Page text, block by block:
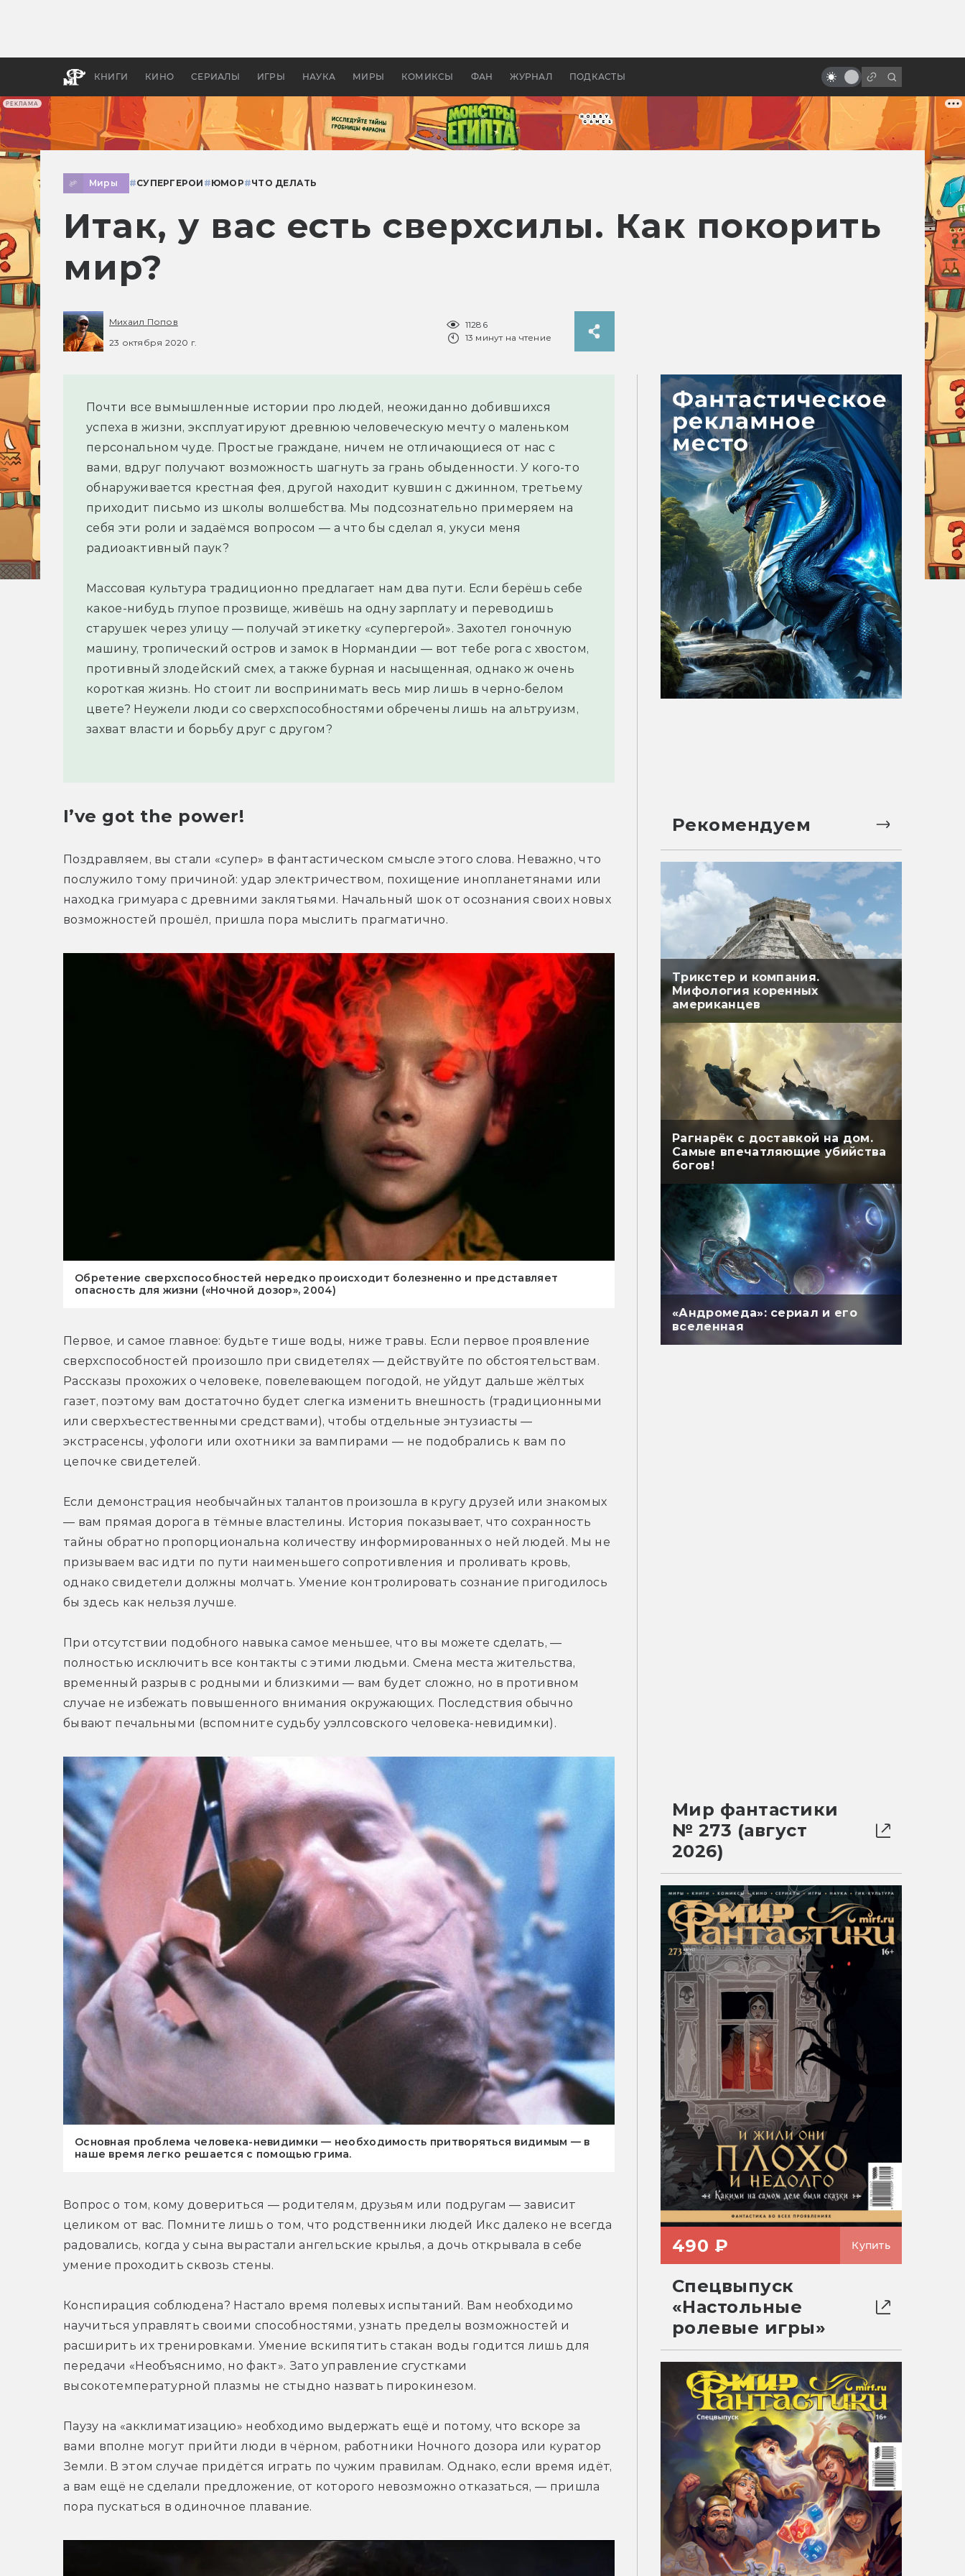
РЕКЛАМА
КНИГИ КИНО СЕРИАЛЫ ИГРЫ НАУКА МИРЫ КОМИКСЫ ФАН ЖУРНАЛ ПОДКАСТЫ
бы «Властелина колец»
Древней Грецией
антиутопия про Маленького
Миры #СУПЕРГЕРОИ #ЮМОР#ЧТО ДЕЛАТЬ
Итак, у вас есть сверхсилы. Как покорить
мир?
Михаил Попов
23 октября 2020 г.
11286
13 минут на чтение
Почти все вымышленные истории про людей, неожиданно добившихся
успеха в жизни, эксплуатируют древнюю человеческую мечту о маленьком
персональном чуде. Простые граждане, ничем не отличающиеся от нас с
вами, вдруг получают возможность шагнуть за грань обыденности. У кого-то
обнаруживается крестная фея, другой находит кувшин с джинном, третьему
приходит письмо из школы волшебства. Мы подсознательно примеряем на
себя эти роли и задаёмся вопросом — а что бы сделал я, укуси меня
радиоактивный паук?
Массовая культура традиционно предлагает нам два пути. Если берёшь себе
какое-нибудь глупое прозвище, живёшь на одну зарплату и переводишь
старушек через улицу — получай этикетку «супергерой». Захотел гоночную
машину, тропический остров и замок в Нормандии — вот тебе рога с хвостом,
противный злодейский смех, а также бурная и насыщенная, однако ж очень
короткая жизнь. Но стоит ли воспринимать весь мир лишь в черно-белом
цвете? Неужели люди со сверхспособностями обречены лишь на альтруизм,
захват власти и борьбу друг с другом?
I’ve got the power!
Поздравляем, вы стали «супер» в фантастическом смысле этого слова. Неважно, что
послужило тому причиной: удар электричеством, похищение инопланетянами или
находка гримуара с древними заклятьями. Начальный шок от осознания своих новых
возможностей прошёл, пришла пора мыслить прагматично.
Обретение сверхспособностей нередко происходит болезненно и представляет
опасность для жизни («Ночной дозор», 2004)
Первое, и самое главное: будьте тише воды, ниже травы. Если первое проявление
сверхспособностей произошло при свидетелях — действуйте по обстоятельствам.
Рассказы прохожих о человеке, повелевающем погодой, не уйдут дальше жёлтых
газет, поэтому вам достаточно будет слегка изменить внешность (традиционными
или сверхъестественными средствами), чтобы отдельные энтузиасты —
экстрасенсы, уфологи или охотники за вампирами — не подобрались к вам по
цепочке свидетелей.
Если демонстрация необычайных талантов произошла в кругу друзей или знакомых
— вам прямая дорога в тёмные властелины. История показывает, что сохранность
тайны обратно пропорциональна количеству информированных о ней людей. Мы не
призываем вас идти по пути наименьшего сопротивления и проливать кровь,
однако свидетели должны молчать. Умение контролировать сознание пригодилось
бы здесь как нельзя лучше.
При отсутствии подобного навыка самое меньшее, что вы можете сделать, —
полностью исключить все контакты с этими людьми. Смена места жительства,
временный разрыв с родными и близкими — вам будет сложно, но в противном
случае не избежать повышенного внимания окружающих. Последствия обычно
бывают печальными (вспомните судьбу уэллсовского человека-невидимки).
Основная проблема человека-невидимки — необходимость притворяться видимым — в
наше время легко решается с помощью грима.
Вопрос о том, кому довериться — родителям, друзьям или подругам — зависит
целиком от вас. Помните лишь о том, что родственники людей Икс далеко не всегда
радовались, когда у сына вырастали ангельские крылья, а дочь открывала в себе
умение проходить сквозь стены.
Конспирация соблюдена? Настало время полевых испытаний. Вам необходимо
научиться управлять своими способностями, узнать пределы возможностей и
расширить их тренировками. Умение вскипятить стакан воды годится лишь для
передачи «Необъяснимо, но факт». Зато управление сгустками
высокотемпературной плазмы не стыдно назвать пирокинезом.
Паузу на «акклиматизацию» необходимо выдержать ещё и потому, что вскоре за
вами вполне могут прийти люди в чёрном, работники Ночного дозора или куратор
Земли. В этом случае придётся играть по чужим правилам. Однако, если время идёт,
а вам ещё не сделали предложение, от которого невозможно отказаться, — пришла
пора пускаться в одиночное плавание.
Рекомендуем
Трикстер и компания.
Мифология коренных
американцев
Рагнарёк с доставкой на дом.
Самые впечатляющие убийства
богов!
«Андромеда»: сериал и его
вселенная
Мир фантастики
№ 273 (август
2026)
490 ₽ Купить
Спецвыпуск
«Настольные
ролевые игры»